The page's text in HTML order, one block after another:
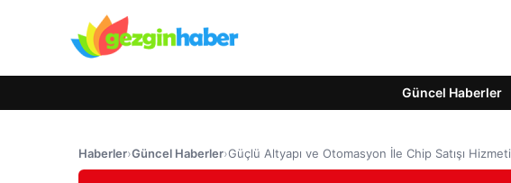
Güncel Haberler
Haberler›Güncel Haberler›Güçlü Altyapı ve Otomasyon İle Chip Satışı